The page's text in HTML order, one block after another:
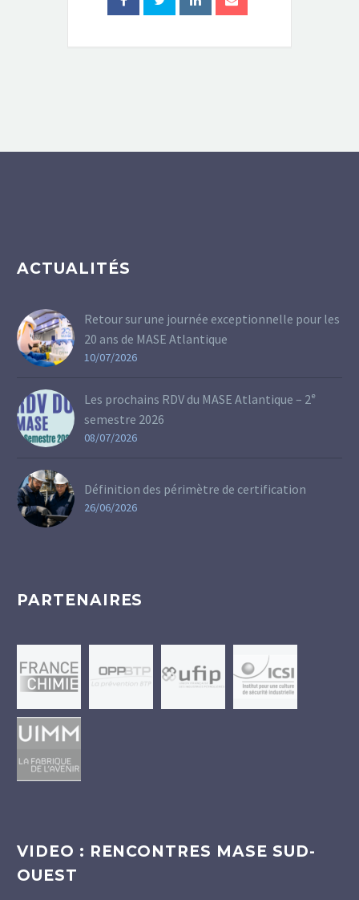
ACTUALITÉS
Retour sur une journée exceptionnelle pour les
20 ans de MASE Atlantique
10/07/2026
Les prochains RDV du MASE Atlantique – 2ᵉ
semestre 2026
08/07/2026
Définition des périmètre de certification
26/06/2026
PARTENAIRES
VIDEO : RENCONTRES MASE SUD-
OUEST